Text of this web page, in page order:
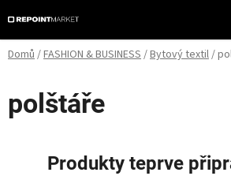
na
obsah
Domů/FASHION & BUSINESS/Bytový textil/
polštáře
Produkty teprve